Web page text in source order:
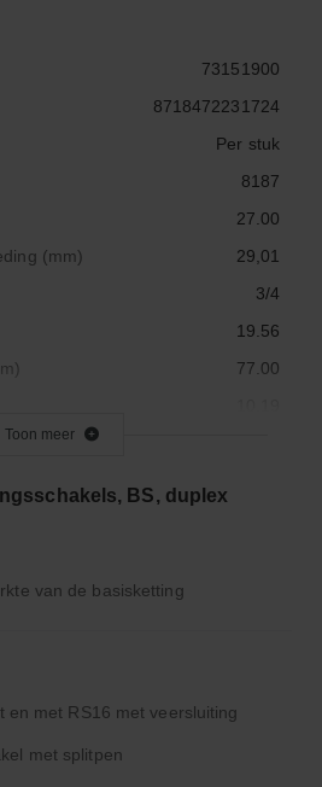
73151900
8718472231724
Per stuk
8187
27.00
(mm)
29,01
3/4
19.56
77.00
Verbindingsschakel
Toon meer
BS, duplex
van de basisketting
en met RS16 met veersluiting
met splitpen